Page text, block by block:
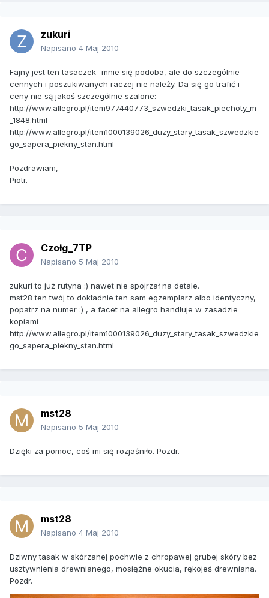
zukuri
Napisano 4 Maj 2010
Fajny jest ten tasaczek- mnie się podoba, ale do szczególnie
cennych i poszukiwanych raczej nie należy. Da się go trafić i
ceny nie są jakoś szczególnie szalone:
http://www.allegro.pl/item977440773_szwedzki_tasak_piechoty_m
_1848.html
http://www.allegro.pl/item1000139026_duzy_stary_tasak_szwedzkie
go_sapera_piekny_stan.html
Pozdrawiam,
Piotr.
Czołg_7TP
Napisano 5 Maj 2010
zukuri to już rutyna :) nawet nie spojrzał na detale.
mst28 ten twój to dokładnie ten sam egzemplarz albo identyczny,
popatrz na numer :) , a facet na allegro handluje w zasadzie
kopiami
http://www.allegro.pl/item1000139026_duzy_stary_tasak_szwedzkie
go_sapera_piekny_stan.html
mst28
Napisano 5 Maj 2010
Dzięki za pomoc, coś mi się rozjaśniło. Pozdr.
mst28
Napisano 4 Maj 2010
Dziwny tasak w skórzanej pochwie z chropawej grubej skóry bez
usztywnienia drewnianego, mosiężne okucia, rękojeś drewniana.
Pozdr.